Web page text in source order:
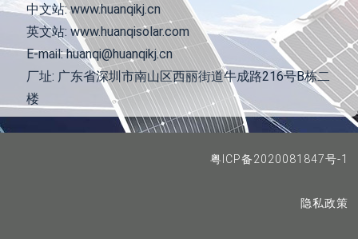
中文站: www.huanqikj.cn
英文站: www.huanqisolar.com
E-mail: huanqi@huanqikj.cn
厂址: 广东省深圳市南山区西丽街道牛成路216号B栋二
楼
粤ICP备2020081847号-1
隐私政策